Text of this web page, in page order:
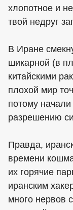
хлопотное и
твой недруг
В Иране
шикарной (в
китайскими
плохой мир
потому
разрешению
Правда,
времени
их горячие
иранским
много нервов